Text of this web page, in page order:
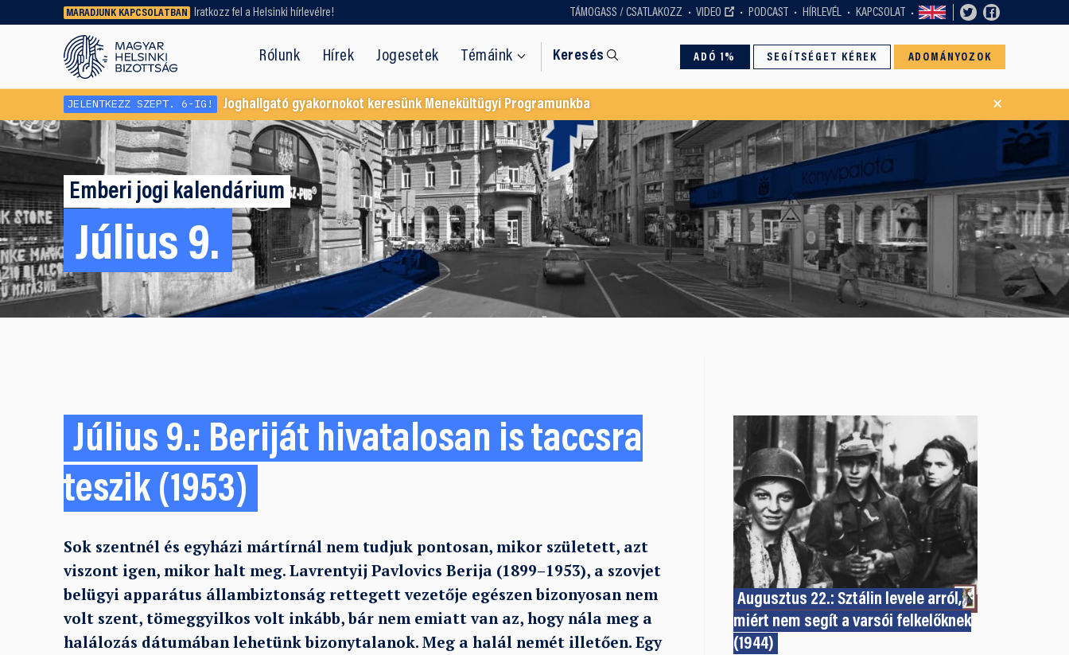
MARADJUNK KAPCSOLATBAN Iratkozz fel a Helsinki hírlevélre! TÁMOGASS / CSATLAKOZZ VIDEO PODCAST HÍRLEVÉL KAPCSOLAT
Rólunk Hírek Jogesetek Témáink Keresés ADÓ 1% SEGÍTSÉGET KÉREK ADOMÁNYOZOK
Régebbi tartalmat vagy
dokumentumot keresel? Használd a
keresőnket!
JELENTKEZZ SZEPT. 6-IG! Joghallgató gyakornokot keresünk Menekültügyi Programunkba ×
Emberi jogi kalendárium
Július 9.
Július 9.: Beriját hivatalosan is taccsra
teszik (1953)
Sok szentnél és egyházi mártírnál nem tudjuk pontosan, mikor született, azt
viszont igen, mikor halt meg. Lavrentyij Pavlovics Berija (1899–1953), a szovjet
belügyi apparátus állambiztonság rettegett vezetője egészen bizonyosan nem
volt szent, tömeggyilkos volt inkább, bár nem emiatt van az, hogy nála meg a
halálozás dátumában lehetünk bizonytalanok. Meg a halál nemét illetően. Egy
Augusztus 22.: Sztálin levele arról,
miért nem segít a varsói felkelőknek
(1944)